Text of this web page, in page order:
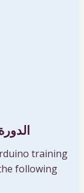
training
following […]